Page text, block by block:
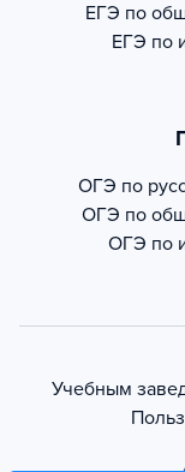
ЕГЭ по
ЕГЭ по
ОГЭ по
ОГЭ по
ОГЭ по
Учебным